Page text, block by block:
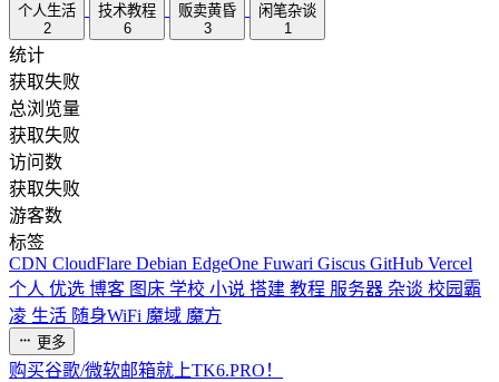
个人生活
2
技术教程
6
贩卖黄昏
3
闲笔杂谈
1
统计
获取失败
总浏览量
获取失败
访问数
获取失败
游客数
标签
CDN CloudFlare Debian EdgeOne Fuwari Giscus GitHub Vercel
个人 优选 博客 图床 学校 小说 搭建 教程 服务器 杂谈 校园霸
凌 生活 随身WiFi 魔域 魔方
更多
购买谷歌/微软邮箱就上TK6.PRO！